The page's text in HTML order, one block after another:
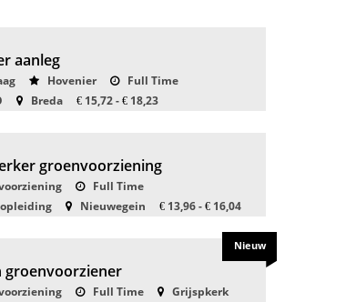
aanleg
Hovenier
Full Time
Breda € 15,72 - € 18,23
groenvoorziening
Full Time
Nieuwegein € 13,96 - € 16,04
groenvoorziener
Full Time Grijspkerk
Nieuw